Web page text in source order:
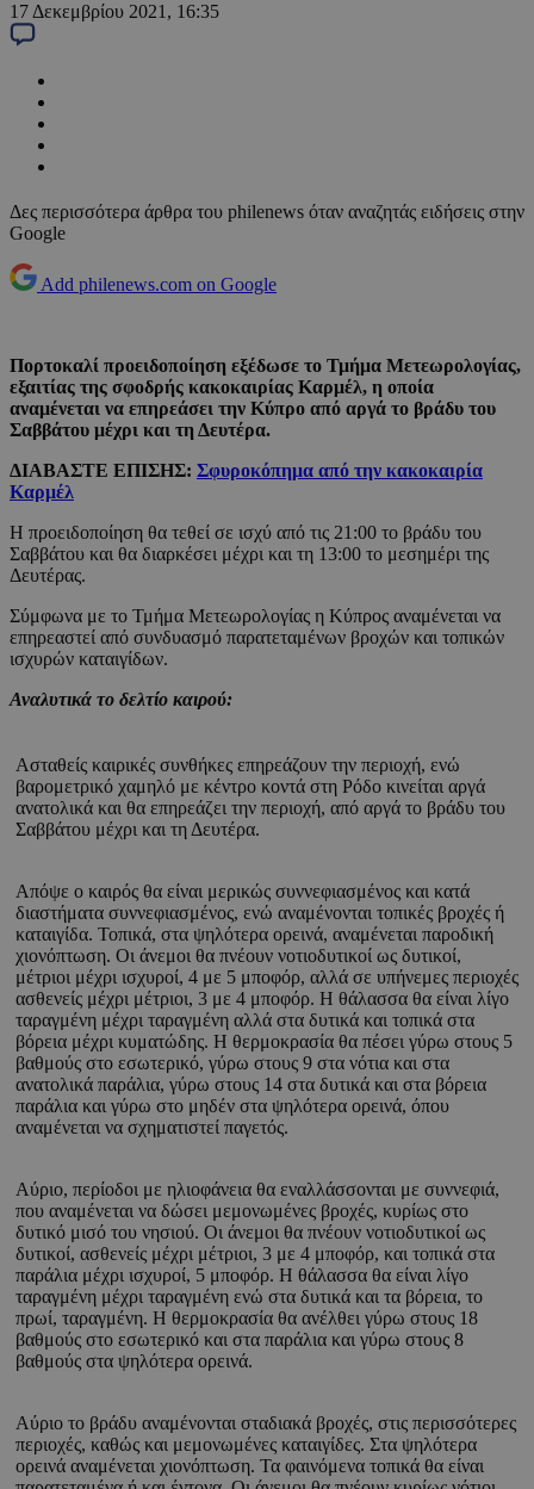
17 Δεκεμβρίου 2021, 16:35
Δες περισσότερα άρθρα του philenews όταν αναζητάς ειδήσεις στην
Google
Add philenews.com on Google
Πορτοκαλί προειδοποίηση εξέδωσε το Τμήμα Μετεωρολογίας,
εξαιτίας της σφοδρής κακοκαιρίας Καρμέλ, η οποία
αναμένεται να επηρεάσει την Κύπρο από αργά το βράδυ του
Σαββάτου μέχρι και τη Δευτέρα.
ΔΙΑΒΑΣΤΕ ΕΠΙΣΗΣ: Σφυροκόπημα από την κακοκαιρία
Καρμέλ
Η προειδοποίηση θα τεθεί σε ισχύ από τις 21:00 το βράδυ του
Σαββάτου και θα διαρκέσει μέχρι και τη 13:00 το μεσημέρι της
Δευτέρας.
Σύμφωνα με το Τμήμα Μετεωρολογίας η Κύπρος αναμένεται να
επηρεαστεί από συνδυασμό παρατεταμένων βροχών και τοπικών
ισχυρών καταιγίδων.
Αναλυτικά το δελτίο καιρού:
Ασταθείς καιρικές συνθήκες επηρεάζουν την περιοχή, ενώ
βαρομετρικό χαμηλό με κέντρο κοντά στη Ρόδο κινείται αργά
ανατολικά και θα επηρεάζει την περιοχή, από αργά το βράδυ του
Σαββάτου μέχρι και τη Δευτέρα.
Απόψε ο καιρός θα είναι μερικώς συννεφιασμένος και κατά
διαστήματα συννεφιασμένος, ενώ αναμένονται τοπικές βροχές ή
καταιγίδα. Τοπικά, στα ψηλότερα ορεινά, αναμένεται παροδική
χιονόπτωση. Οι άνεμοι θα πνέουν νοτιοδυτικοί ως δυτικοί,
μέτριοι μέχρι ισχυροί, 4 με 5 μποφόρ, αλλά σε υπήνεμες περιοχές
ασθενείς μέχρι μέτριοι, 3 με 4 μποφόρ. Η θάλασσα θα είναι λίγο
ταραγμένη μέχρι ταραγμένη αλλά στα δυτικά και τοπικά στα
βόρεια μέχρι κυματώδης. Η θερμοκρασία θα πέσει γύρω στους 5
βαθμούς στο εσωτερικό, γύρω στους 9 στα νότια και στα
ανατολικά παράλια, γύρω στους 14 στα δυτικά και στα βόρεια
παράλια και γύρω στο μηδέν στα ψηλότερα ορεινά, όπου
αναμένεται να σχηματιστεί παγετός.
Αύριο, περίοδοι με ηλιοφάνεια θα εναλλάσσονται με συννεφιά,
που αναμένεται να δώσει μεμονωμένες βροχές, κυρίως στο
δυτικό μισό του νησιού. Οι άνεμοι θα πνέουν νοτιοδυτικοί ως
δυτικοί, ασθενείς μέχρι μέτριοι, 3 με 4 μποφόρ, και τοπικά στα
παράλια μέχρι ισχυροί, 5 μποφόρ. Η θάλασσα θα είναι λίγο
ταραγμένη μέχρι ταραγμένη ενώ στα δυτικά και τα βόρεια, το
πρωί, ταραγμένη. Η θερμοκρασία θα ανέλθει γύρω στους 18
βαθμούς στο εσωτερικό και στα παράλια και γύρω στους 8
βαθμούς στα ψηλότερα ορεινά.
Αύριο το βράδυ αναμένονται σταδιακά βροχές, στις περισσότερες
περιοχές, καθώς και μεμονωμένες καταιγίδες. Στα ψηλότερα
ορεινά αναμένεται χιονόπτωση. Τα φαινόμενα τοπικά θα είναι